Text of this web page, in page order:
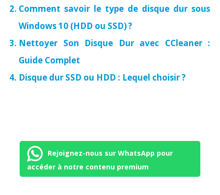
Comment savoir le type de disque dur sous
Windows 10 (HDD ou SSD) ?
Nettoyer Son Disque Dur avec CCleaner :
Guide Complet
Disque dur SSD ou HDD : Lequel choisir ?
Rejoignez-nous sur WhatsApp pour
accéder à notre contenu premium